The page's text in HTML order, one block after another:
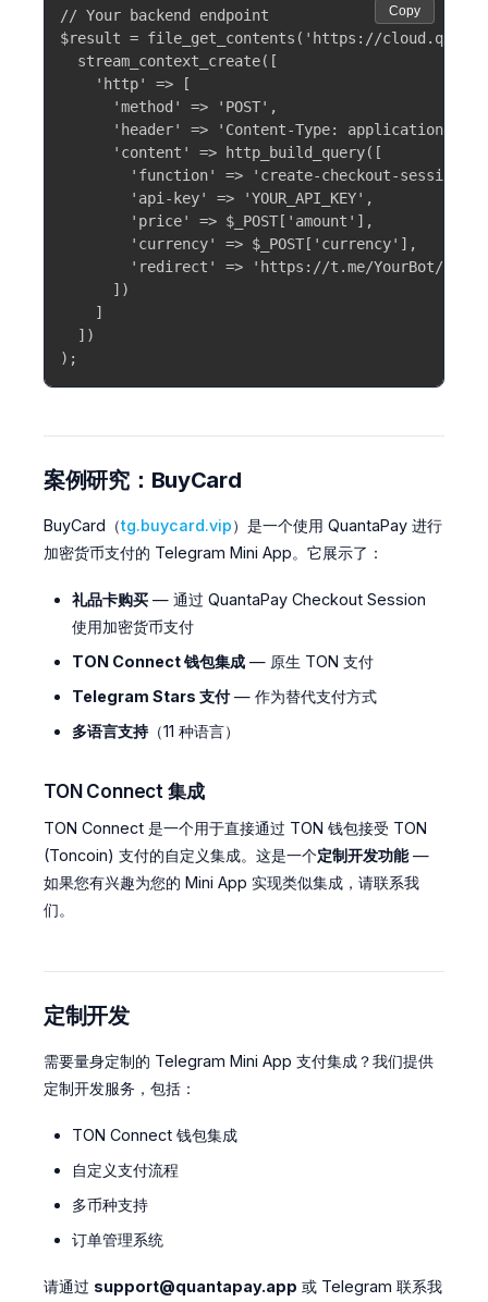
// Your backend endpoint
$result = file_get_contents('https://
  stream_context_create([
    'http' => [
      'method' => 'POST',
'header' => 'Content-Type: application/x-
      'content' => http_build_query([
        'function' => 'create-checkout-session',
        'api-key' => 'YOUR_API_KEY',
        'price' => $_POST['amount'],
        'currency' => $_POST['currency'],
'redirect' => 'https://t.me/YourBot/
      ])
    ]
  ])
);
Copy
案例研究：BuyCard
BuyCard（tg.buycard.vip）是一个使用 QuantaPay 进行
加密货币支付的 Telegram Mini App。它展示了：
礼品卡购买 — 通过 QuantaPay Checkout Session
使用加密货币支付
TON Connect 钱包集成 — 原生 TON 支付
Telegram Stars 支付— 作为替代支付方式
多语言支持（11 种语言）
TON Connect 集成
TON Connect 是一个用于直接通过 TON 钱包接受 TON
(Toncoin) 支付的自定义集成。这是一个定制开发功能—
如果您有兴趣为您的 Mini App 实现类似集成，请联系我
们。
定制开发
需要量身定制的 Telegram Mini App 支付集成？我们提供
定制开发服务，包括：
TON Connect 钱包集成
自定义支付流程
多币种支持
订单管理系统
请通过 support@quantapay.app 或 Telegram 联系我